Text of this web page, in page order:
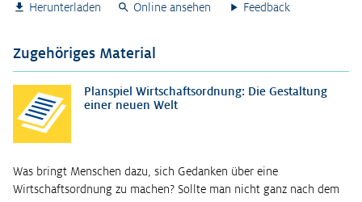
Herunterladen Online ansehen Feedback
Zugehöriges Material
Planspiel Wirtschaftsordnung: Die Gestaltung
einer neuen Welt
Was bringt Menschen dazu, sich Gedanken über eine
Wirtschaftsordnung zu machen? Sollte man nicht ganz nach dem